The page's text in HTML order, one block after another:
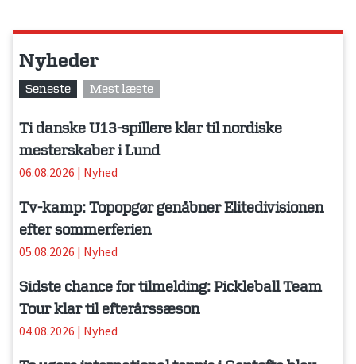
Nyheder
Seneste Mest læste
Ti danske U13-spillere klar til nordiske
mesterskaber i Lund
06.08.2026 | Nyhed
Tv-kamp: Topopgør genåbner Elitedivisionen
efter sommerferien
05.08.2026 | Nyhed
Sidste chance for tilmelding: Pickleball Team
Tour klar til efterårssæson
04.08.2026 | Nyhed